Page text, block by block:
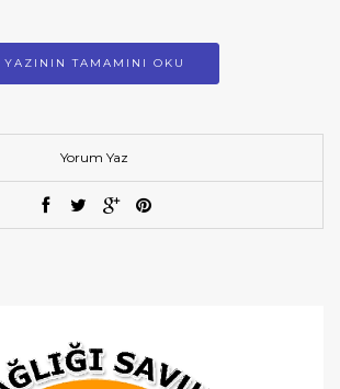
YAZININ TAMAMINI OKU
Yorum Yaz